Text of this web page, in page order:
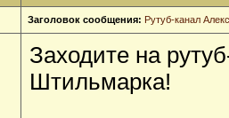
Заголовок сообщения: Рутуб-канал
Заходите на
Штильмарка!